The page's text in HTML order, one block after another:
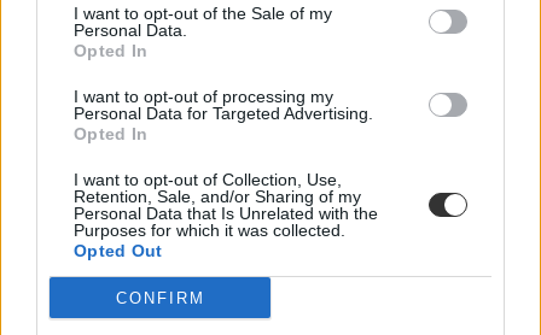
I want to opt-out of the Sale of my
Personal Data.
Opted In
I want to opt-out of processing my
Personal Data for Targeted Advertising.
Opted In
I want to opt-out of Collection, Use,
Retention, Sale, and/or Sharing of my
Personal Data that Is Unrelated with the
Purposes for which it was collected.
Opted Out
CONFIRM